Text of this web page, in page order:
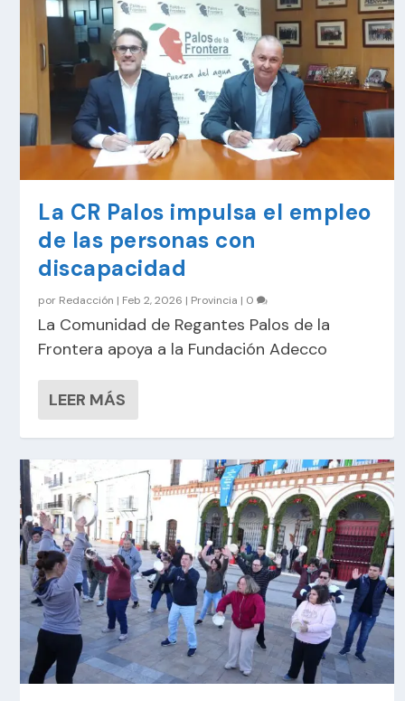
La CR Palos impulsa el empleo
de las personas con
discapacidad
por Redacción | Feb 2, 2026 | Provincia | 0
La Comunidad de Regantes Palos de la
Frontera apoya a la Fundación Adecco
LEER MÁS